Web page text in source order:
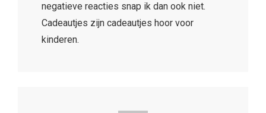
negatieve reacties snap ik dan ook niet.
Cadeautjes zijn cadeautjes hoor voor
kinderen.